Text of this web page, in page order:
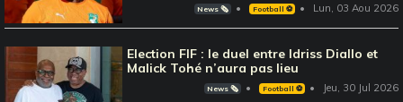
News 🗞️ Football ⚽️ Lun, 03 Aou 2026
Election FIF : le duel entre Idriss Diallo et
Malick Tohé n’aura pas lieu
News 🗞️ Football ⚽️ Jeu, 30 Jul 2026